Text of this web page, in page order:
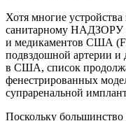
Хотя многие
санитарному
и медикаментов США
подвздошной артерии
в США, список
фенестрированных
супраренальной
Поскольку